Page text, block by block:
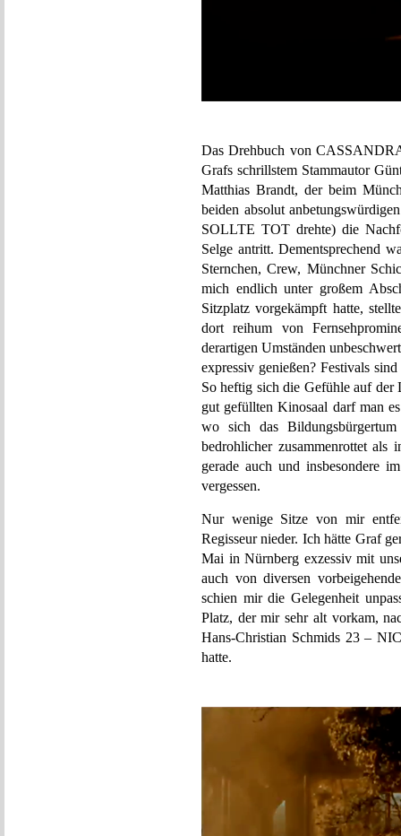
Das Drehbuch von
Grafs schrillstem Stammautor
Matthias Brandt, der beim
beiden absolut
SOLLTE TOT drehte) die
Selge antritt. Dementsprechend
Sternchen, Crew, Münchner
mich endlich unter großem
Sitzplatz vorgekämpft hatte,
dort reihum von
derartigen Umständen
expressiv genießen? Festivals
So heftig sich die Gefühle auf der
gut gefüllten Kinosaal darf man
wo sich das
bedrohlicher zusammenrottet
gerade auch und insbesondere
vergessen.
Nur wenige Sitze von mir
Regisseur nieder. Ich hätte Graf
Mai in Nürnberg exzessiv mit
auch von diversen
schien mir die Gelegenheit
Platz, der mir sehr alt vorkam,
Hans-Christian Schmids 23 –
hatte.